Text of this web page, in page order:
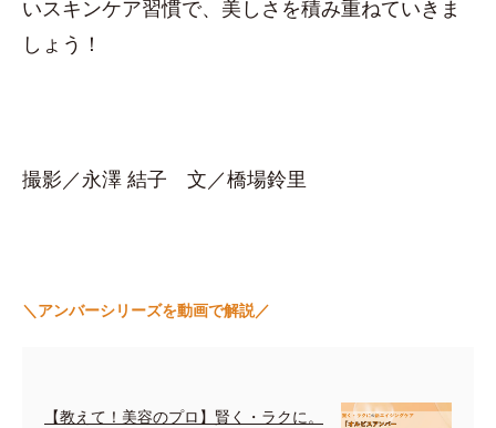
いスキンケア習慣で、美しさを積み重ねていきま
しょう！
撮影／永澤 結子 文／橋場鈴里
＼アンバーシリーズを動画で解説／
【教えて！美容のプロ】賢く・ラクに。